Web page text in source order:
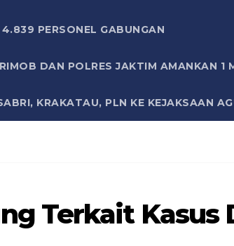
PERSONEL GABUNGAN
DAN POLRES JAKTIM AMANKAN 1
KRAKATAU, PLN KE KEJAKSAAN
Terkait Kasus